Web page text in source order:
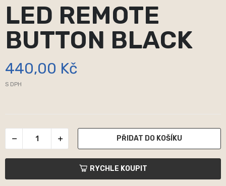
LED REMOTE
BUTTON BLACK
440,00 Kč
S DPH
PŘIDAT DO KOŠÍKU
RYCHLE KOUPIT